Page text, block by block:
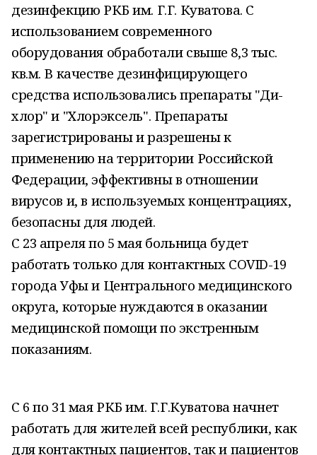
дезинфекцию РКБ им. Г.Г. Куватова. С
использованием современного
оборудования обработали свыше 8,3 тыс.
кв.м. В качестве дезинфицирующего
средства использовались препараты "Ди-
хлор" и "Хлорэксель". Препараты
зарегистрированы и разрешены к
применению на территории Российской
Федерации, эффективны в отношении
вирусов и, в используемых концентрациях,
безопасны для людей.
С 23 апреля по 5 мая больница будет
работать только для контактных COVID-19
города Уфы и Центрального медицинского
округа, которые нуждаются в оказании
медицинской помощи по экстренным
показаниям.
С 6 по 31 мая РКБ им. Г.Г.Куватова начнет
работать для жителей всей республики, как
для контактных пациентов, так и пациентов